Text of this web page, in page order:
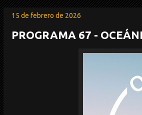
15 de febrero de 2026
PROGRAMA 67 -